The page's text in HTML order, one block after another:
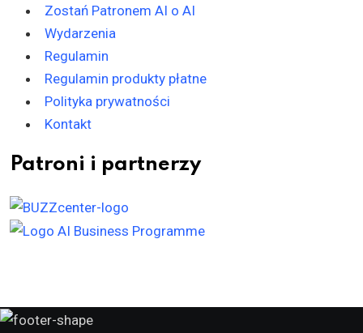
Zostań Patronem AI o AI
Wydarzenia
Regulamin
Regulamin produkty płatne
Polityka prywatności
Kontakt
Patroni i partnerzy